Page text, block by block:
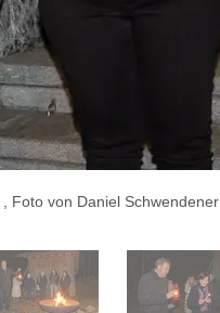
Foto von Daniel Schwendener